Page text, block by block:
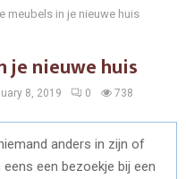
meubels in je nieuwe huis
je nieuwe huis
8, 2019 0 738
anders in zijn of
een bezoekje bij een